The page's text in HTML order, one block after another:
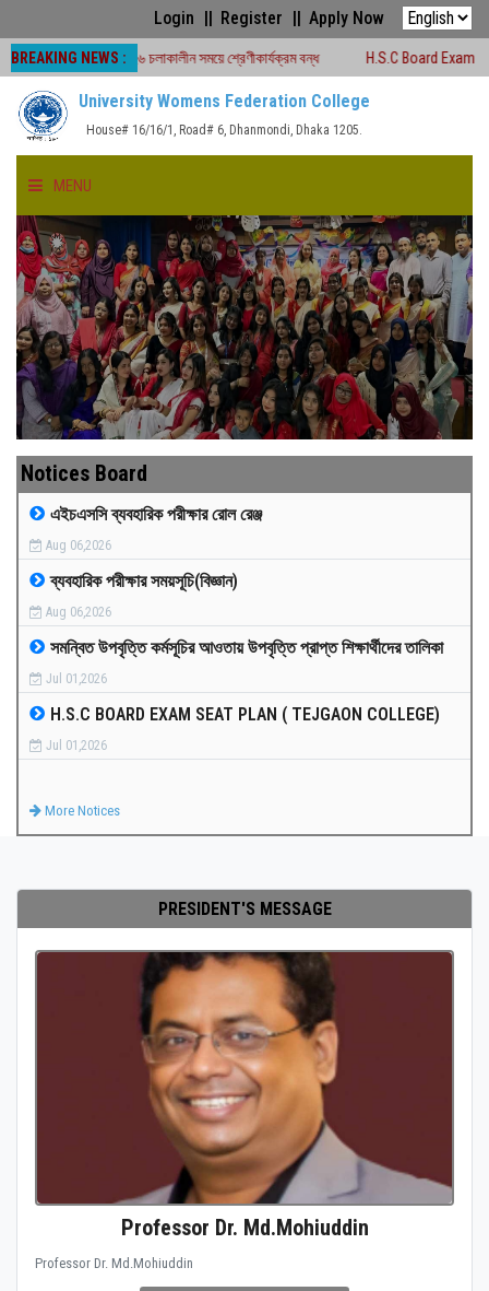
Login Register Apply Now
BREAKING NEWS :
-২০২৬ চলাকালীন সময়ে শ্রেণীকার্যক্রম বন্ধ H.S.C Board Exam Seat Plan (
University Womens Federation College
House# 16/16/1, Road# 6, Dhanmondi, Dhaka 1205.
MENU
HOME
ABOUT US
FACULTIES
ACADEMICS
GALLERY
MEDIA
PAYMENT
CO-CURRICULUM
RESULTS
Notices Board
এইচএসসি ব্যবহারিক পরীক্ষার রোল রেঞ্জ
Aug 06,2026
ব্যবহারিক পরীক্ষার সময়সূচি(বিজ্ঞান)
Aug 06,2026
সমন্বিত উপবৃত্তি কর্মসূচির আওতায় উপবৃত্তি প্রাপ্ত শিক্ষার্থীদের তালিকা
Jul 01,2026
H.S.C BOARD EXAM SEAT PLAN ( TEJGAON COLLEGE)
Jul 01,2026
More Notices
PRESIDENT'S MESSAGE
Professor Dr. Md.Mohiuddin
Professor Dr. Md.Mohiuddin